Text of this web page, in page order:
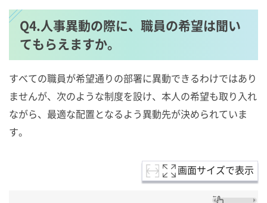
Q4.人事異動の際に、職員の希望は聞い
てもらえますか。
すべての職員が希望通りの部署に異動できるわけではあり
ませんが、次のような制度を設け、本人の希望も取り入れ
ながら、最適な配置となるよう異動先が決められていま
す。
画面サイズで表示